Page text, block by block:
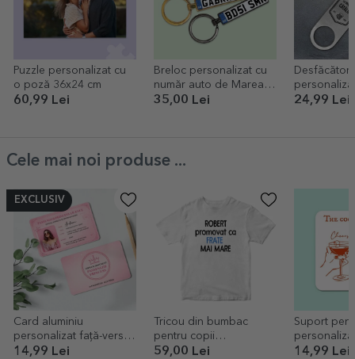
Puzzle personalizat cu
o poză 36x24 cm
60,99 Lei
Breloc personalizat cu
număr auto de Marea
Britanie
35,00 Lei
Desfăcător
Spor la
24,99 Lei
Cele mai noi produse ...
EXCLUSIV
Card aluminiu
personalizat față-verso
cu o poză și text -
14,99 Lei
Tricou din bumbac
pentru copii
personalizat cu text
59,00 Lei
Suport
The
14,99 Lei